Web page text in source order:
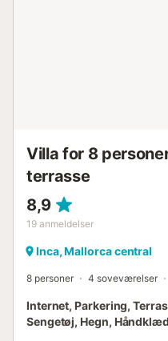
Villa for 8
terrasse
8,9
19 anmeldelser
Inca, Mallorca central
8 personer 4 soveværelser
Internet, Parkering,
Sengetøj, Hegn,